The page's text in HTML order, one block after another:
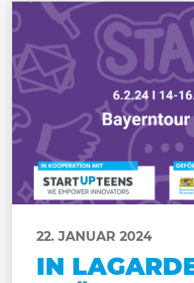
22. JANUAR 2024
IN